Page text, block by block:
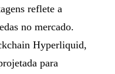
reflete a
no mercado.
Hyperliquid,
para